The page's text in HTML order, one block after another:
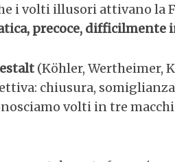
i volti illusori attivano la
precoce, difficilmente
(Köhler, Wertheimer,
chiusura,
volti in tre